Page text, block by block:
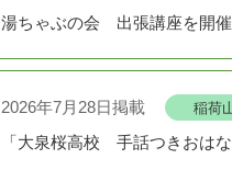
湯ちゃぶの会 出張講座を開催
2026年7月28日掲載 稲荷
「大泉桜高校 手話つきおは